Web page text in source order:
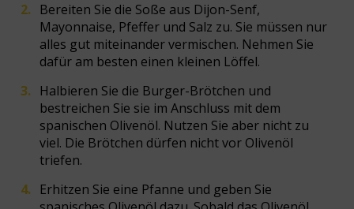
Bereiten Sie die Soße aus Dijon-Senf,
Mayonnaise, Pfeffer und Salz zu. Sie müssen nur
alles gut miteinander vermischen. Nehmen Sie
dafür am besten einen kleinen Löffel.
Halbieren Sie die Burger-Brötchen und
bestreichen Sie sie im Anschluss mit dem
spanischen Olivenöl. Nutzen Sie aber nicht zu
viel. Die Brötchen dürfen nicht vor Olivenöl
triefen.
Erhitzen Sie eine Pfanne und geben Sie